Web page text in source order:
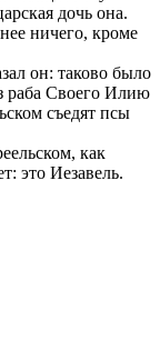
дочь она.
ничего, кроме
он: таково было
раба Своего Илию
съедят псы
как
это Иезавель.